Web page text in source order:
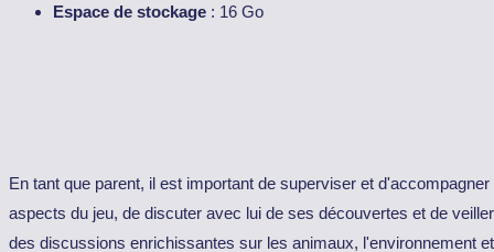
Espace de stockage : 16 Go
En tant que parent, il est important de superviser et
aspects du jeu, de discuter avec lui de ses découvertes et de
des discussions enrichissantes sur les animaux, l'environnement